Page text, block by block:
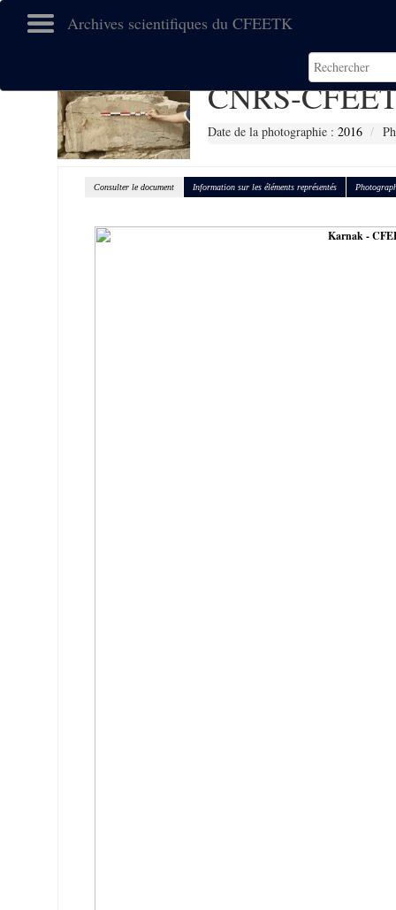
Archives scientifiques du CFEETK
CNRS-
Date de la photographie :2016
Consulter le document Information sur les éléments représentés